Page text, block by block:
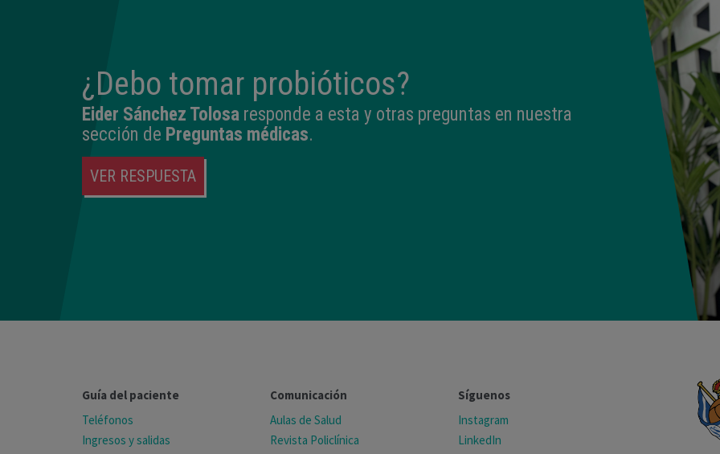
¿Debo tomar probióticos?
Eider Sánchez Tolosa responde a esta y otras preguntas en nuestra
sección de Preguntas médicas.
VER RESPUESTA
Guía del paciente
Teléfonos
Ingresos y salidas
Comunicación
Aulas de Salud
Revista Policlínica
Síguenos
Instagram
LinkedIn